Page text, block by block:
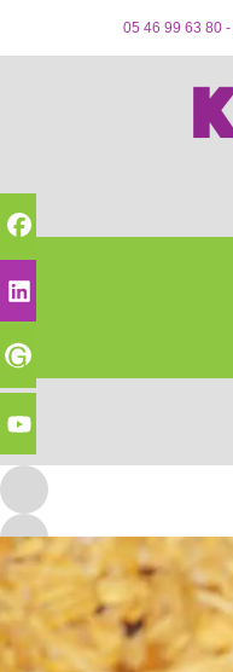
05 46 99 63 80 -